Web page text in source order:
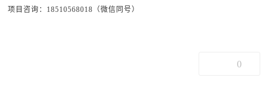
项目咨询：18510568018（微信同号）
0